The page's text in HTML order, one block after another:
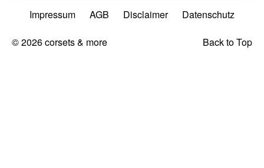
Impressum AGB Disclaimer Datenschutz
Back to Top
© 2026 corsets & more